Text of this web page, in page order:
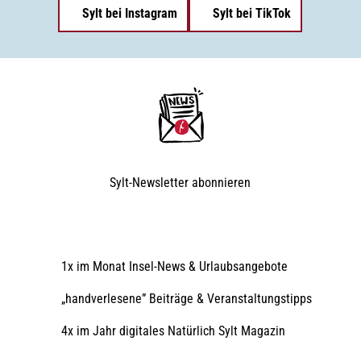
Sylt bei Instagram Sylt bei TikTok
Sylt-Newsletter abonnieren
1x im Monat Insel-News & Urlaubsangebote
„handverlesene” Beiträge & Veranstaltungstipps
4x im Jahr digitales Natürlich Sylt Magazin